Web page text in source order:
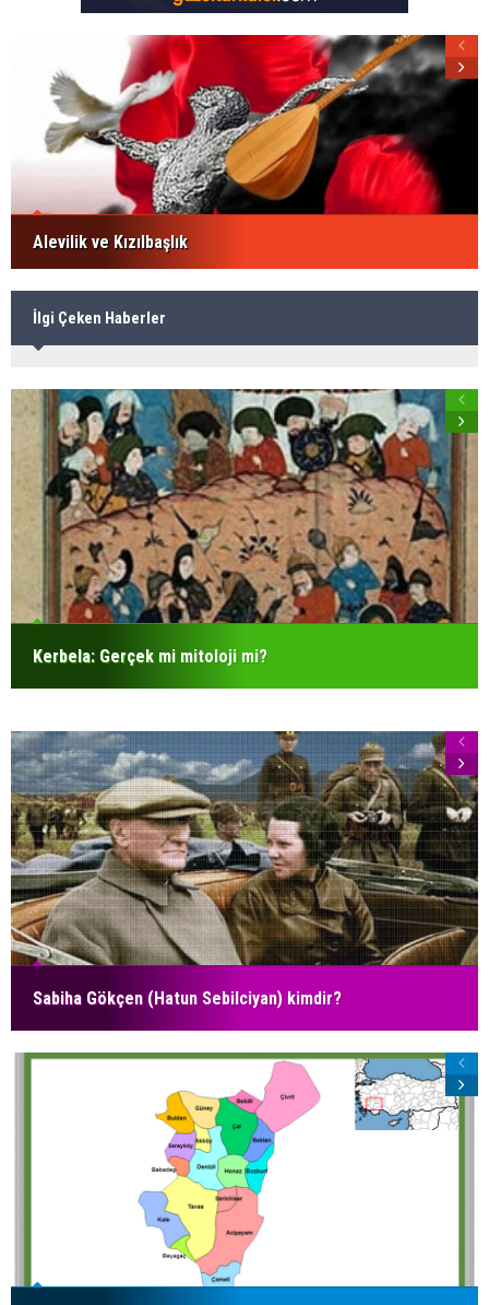
Alevilik ve Kızılbaşlık
İlgi Çeken Haberler
Kerbela: Gerçek mi mitoloji mi?
Sabiha Gökçen (Hatun Sebilciyan) kimdir?